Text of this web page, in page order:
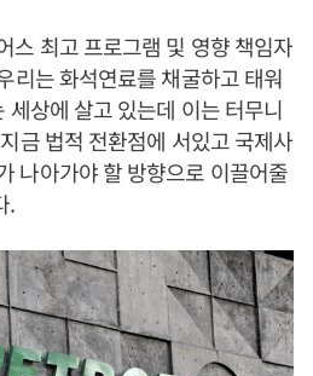
스 최고 프로그램 및 영향 책임자
리는 화석연료를 채굴하고 태워
세상에 살고 있는데 이는 터무니
금 법적 전환점에 서있고 국제사
나아가야 할 방향으로 이끌어줄
.